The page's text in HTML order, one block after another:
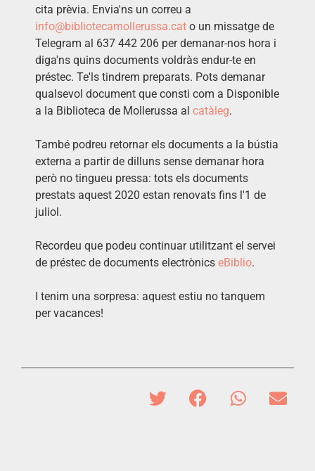
cita prèvia. Envia'ns un correu a
info@bibliotecamollerussa.cat o un missatge de
Telegram al 637 442 206 per demanar-nos hora i
diga'ns quins documents voldràs endur-te en
préstec. Te'ls tindrem preparats. Pots demanar
qualsevol document que consti com a Disponible
a la Biblioteca de Mollerussa al catàleg.
També podreu retornar els documents a la bústia
externa a partir de dilluns sense demanar hora
però no tingueu pressa: tots els documents
prestats aquest 2020 estan renovats fins l'1 de
juliol.
Recordeu que podeu continuar utilitzant el servei
de préstec de documents electrònics eBiblio.
I tenim una sorpresa: aquest estiu no tanquem
per vacances!